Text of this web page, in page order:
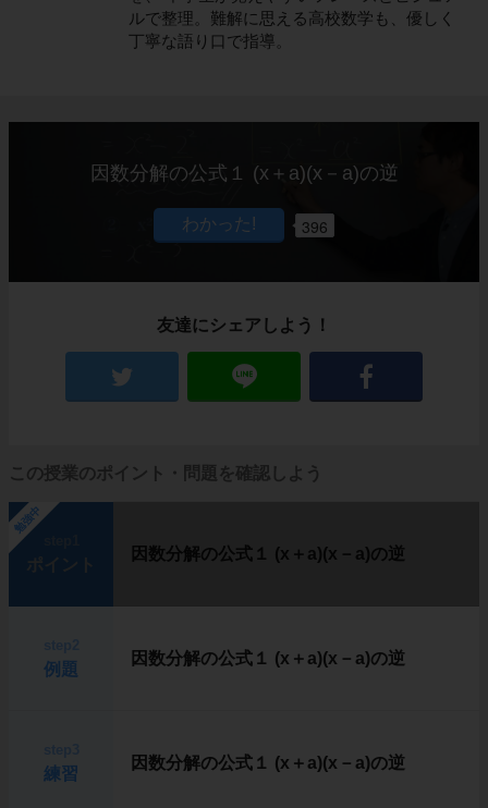
ルで整理。難解に思える高校数学も、優しく
丁寧な語り口で指導。
因数分解の公式１ (x＋a)(x－a)の逆
396
友達にシェアしよう！
この授業のポイント・問題を確認しよう
勉強中
因数分解の公式１ (x＋a)(x－a)の逆
例題
因数分解の公式１ (x＋a)(x－a)の逆
練習
因数分解の公式１ (x＋a)(x－a)の逆